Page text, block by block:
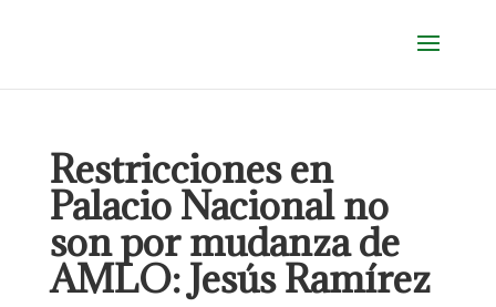
Restricciones en
Palacio Nacional no
son por mudanza de
AMLO: Jesús Ramírez